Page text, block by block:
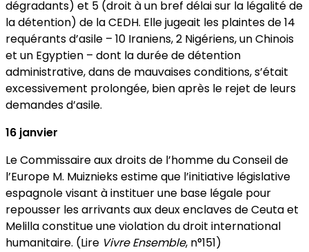
dégradants) et 5 (droit à un bref délai sur la légalité de
la détention) de la CEDH. Elle jugeait les plaintes de 14
requérants d’asile – 10 Iraniens, 2 Nigériens, un Chinois
et un Egyptien – dont la durée de détention
administrative, dans de mauvaises conditions, s’était
excessivement prolongée, bien après le rejet de leurs
demandes d’asile.
16 janvier
Le Commissaire aux droits de l’homme du Conseil de
l’Europe M. Muiznieks estime que l’initiative législative
espagnole visant à instituer une base légale pour
repousser les arrivants aux deux enclaves de Ceuta et
Melilla constitue une violation du droit international
humanitaire. (Lire Vivre Ensemble, n°151)